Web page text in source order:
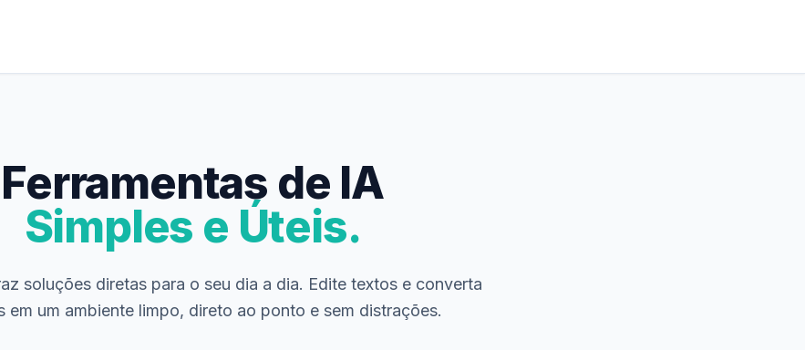
Ferramentas de IA
Simples e Úteis.
soluções diretas para o seu dia a dia. Edite textos e converta
em um ambiente limpo, direto ao ponto e sem distrações.